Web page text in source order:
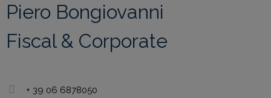
Piero Bongiovanni
Fiscal & Corporate
+ 39 06 6878050